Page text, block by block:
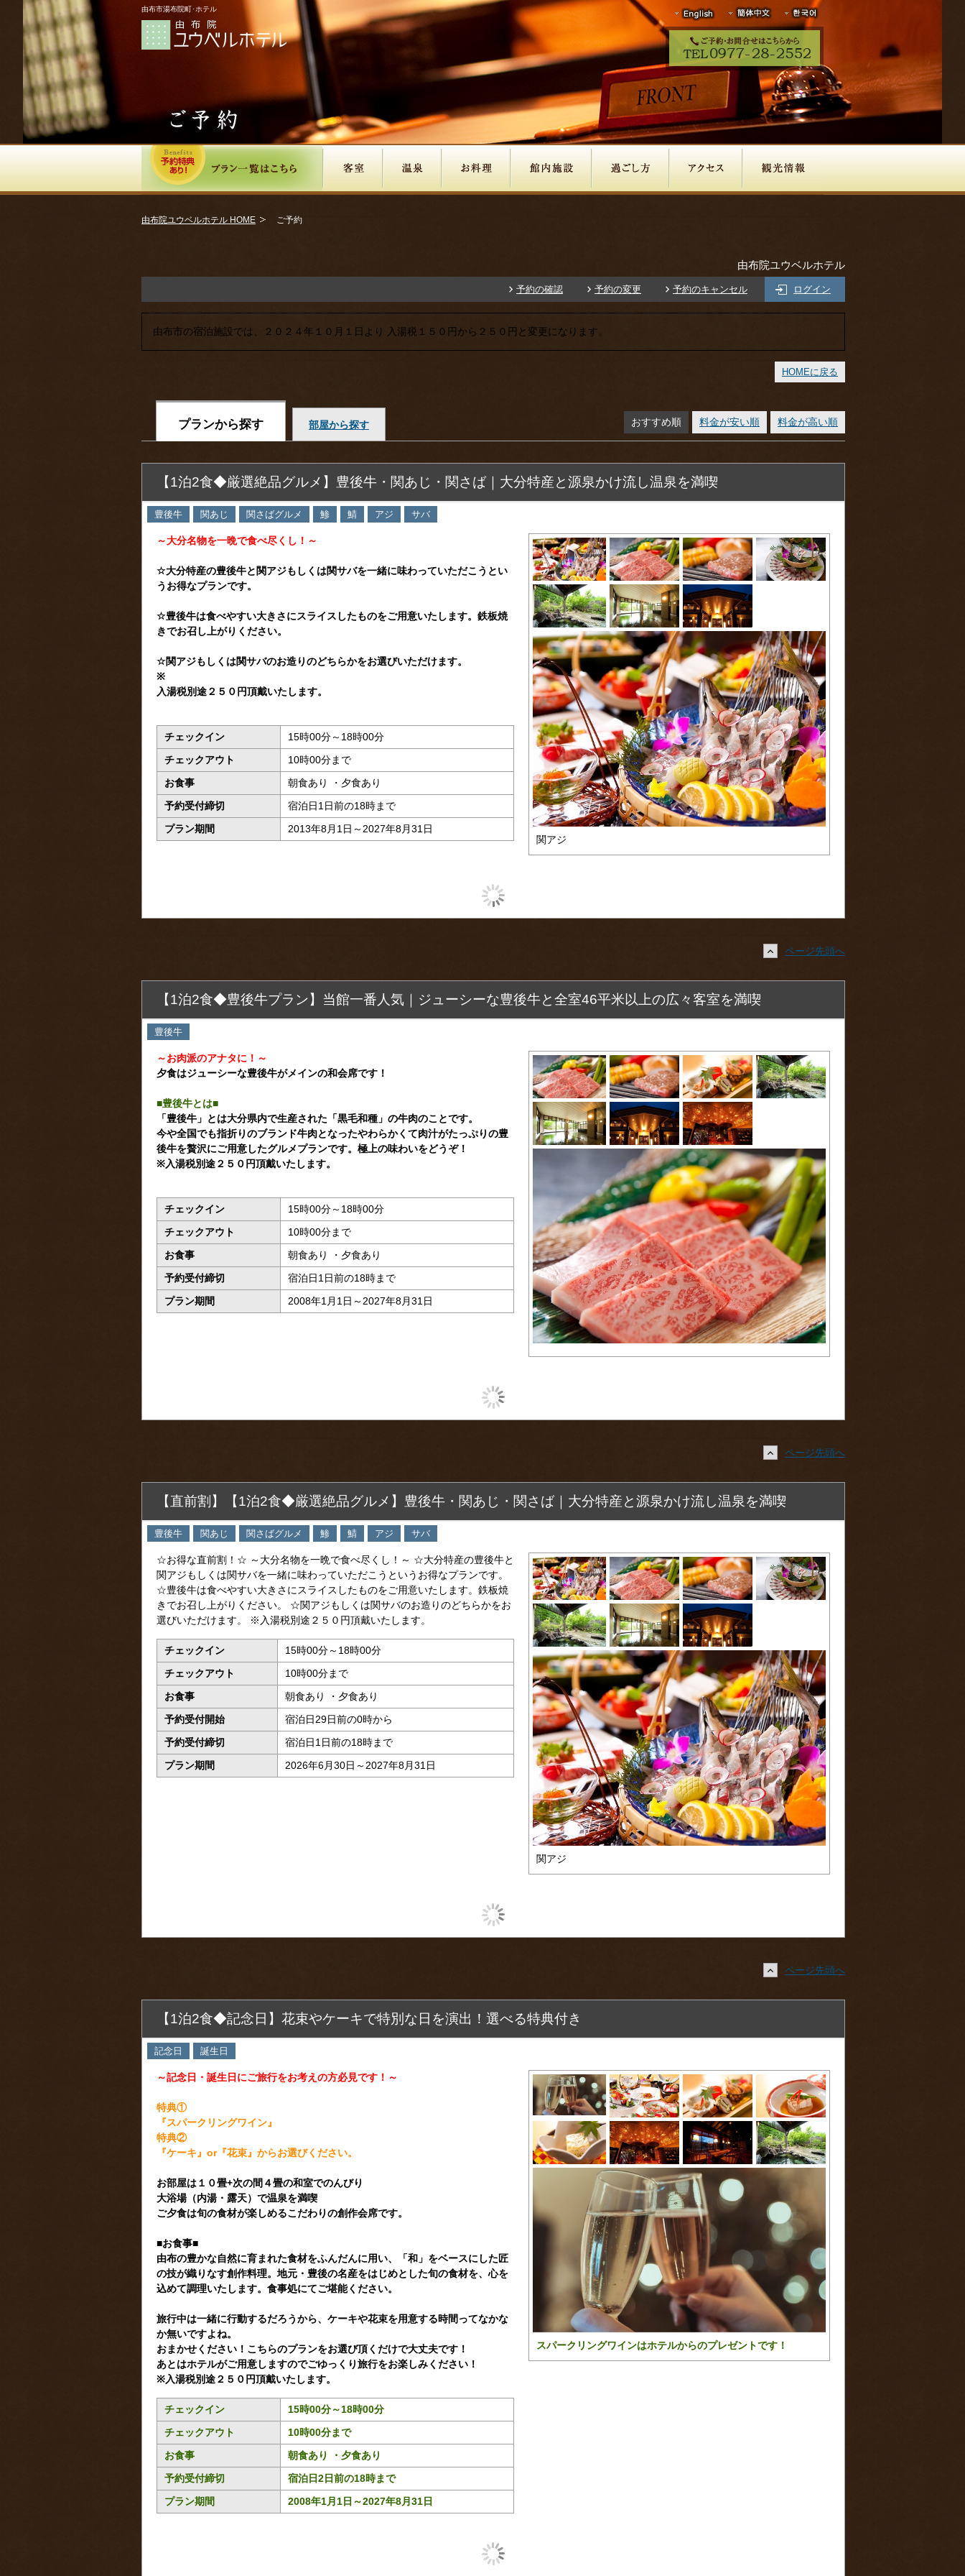
由布市湯布院町･ホテル
由布院ユウベルホテル HOME ご予約
由布院ユウベルホテル
予約の確認 予約の変更 予約のキャンセル ログイン
由布市の宿泊施設では、２０２４年１０月１日より 入湯税１５０円から２５０円と変更になります。
HOMEに戻る
プランから探す 部屋から探す おすすめ順 料金が安い順 料金が高い順
【1泊2食◆厳選絶品グルメ】豊後牛・関あじ・関さば｜大分特産と源泉かけ流し温泉を満喫
豊後牛 関あじ 関さばグルメ 鯵 鯖 アジ サバ
～大分名物を一晩で食べ尽くし！～
☆大分特産の豊後牛と関アジもしくは関サバを一緒に味わっていただこうとい
うお得なプランです。
☆豊後牛は食べやすい大きさにスライスしたものをご用意いたします。鉄板焼
きでお召し上がりください。
☆関アジもしくは関サバのお造りのどちらかをお選びいただけます。
※
入湯税別途２５０円頂戴いたします。
チェックイン
15時00分～18時00分
チェックアウト
10時00分まで
お食事
朝食あり ・夕食あり
予約受付締切
宿泊日1日前の18時まで
プラン期間
2013年8月1日～2027年8月31日
関アジ
ページ先頭へ
【1泊2食◆豊後牛プラン】当館一番人気｜ジューシーな豊後牛と全室46平米以上の広々客室を満喫
豊後牛
～お肉派のアナタに！～
夕食はジューシーな豊後牛がメインの和会席です！
■豊後牛とは■
「豊後牛」とは大分県内で生産された「黒毛和種」の牛肉のことです。
今や全国でも指折りのブランド牛肉となったやわらかくて肉汁がたっぷりの豊
後牛を贅沢にご用意したグルメプランです。極上の味わいをどうぞ！
※入湯税別途２５０円頂戴いたします。
チェックイン
15時00分～18時00分
チェックアウト
10時00分まで
お食事
朝食あり ・夕食あり
予約受付締切
宿泊日1日前の18時まで
プラン期間
2008年1月1日～2027年8月31日
ページ先頭へ
【直前割】【1泊2食◆厳選絶品グルメ】豊後牛・関あじ・関さば｜大分特産と源泉かけ流し温泉を満喫
豊後牛 関あじ 関さばグルメ 鯵 鯖 アジ サバ
☆お得な直前割！☆ ～大分名物を一晩で食べ尽くし！～ ☆大分特産の豊後牛と
関アジもしくは関サバを一緒に味わっていただこうというお得なプランです。
☆豊後牛は食べやすい大きさにスライスしたものをご用意いたします。鉄板焼
きでお召し上がりください。 ☆関アジもしくは関サバのお造りのどちらかをお
選びいただけます。 ※入湯税別途２５０円頂戴いたします。
チェックイン
15時00分～18時00分
チェックアウト
10時00分まで
お食事
朝食あり ・夕食あり
予約受付開始
宿泊日29日前の0時から
予約受付締切
宿泊日1日前の18時まで
プラン期間
2026年6月30日～2027年8月31日
関アジ
ページ先頭へ
【1泊2食◆記念日】花束やケーキで特別な日を演出！選べる特典付き
記念日 誕生日
～記念日・誕生日にご旅行をお考えの方必見です！～
特典①
『スパークリングワイン』
特典②
『ケーキ』or『花束』からお選びください。
お部屋は１０畳+次の間４畳の和室でのんびり
大浴場（内湯・露天）で温泉を満喫
ご夕食は旬の食材が楽しめるこだわりの創作会席です。
■お食事■
由布の豊かな自然に育まれた食材をふんだんに用い、「和」をベースにした匠
の技が織りなす創作料理。地元・豊後の名産をはじめとした旬の食材を、心を
込めて調理いたします。食事処にてご堪能ください。
旅行中は一緒に行動するだろうから、ケーキや花束を用意する時間ってなかな
か無いですよね。
おまかせください！こちらのプランをお選び頂くだけで大丈夫です！
あとはホテルがご用意しますのでごゆっくり旅行をお楽しみください！
※入湯税別途２５０円頂戴いたします。
チェックイン
15時00分～18時00分
チェックアウト
10時00分まで
お食事
朝食あり ・夕食あり
予約受付締切
宿泊日2日前の18時まで
プラン期間
2008年1月1日～2027年8月31日
スパークリングワインはホテルからのプレゼントです！